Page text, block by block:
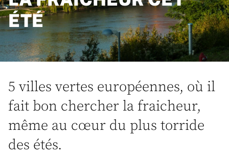
ÉTÉ
5 villes vertes européennes, où il
fait bon chercher la fraicheur,
même au cœur du plus torride
des étés.